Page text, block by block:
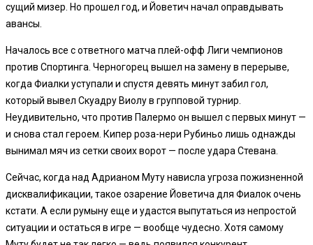
сущий мизер. Но прошел год, и Йоветич начал оправдывать
авансы.
Началось все с ответного матча плей-офф Лиги чемпионов
против Спортинга. Черногорец вышел на замену в перерыве,
когда Фиалки уступали и спустя девять минут забил гол,
который вывел Скуадру Виолу в групповой турнир.
Неудивительно, что против Палермо он вышел с первых минут —
и снова стал героем. Кипер роза-нери Рубиньо лишь однажды
вынимал мяч из сетки своих ворот — после удара Стевана.
Сейчас, когда над Адрианом Муту нависла угроза пожизненной
дисквалификации, такое озарение Йоветича для Фиалок очень
кстати. А если румыну еще и удастся выпутаться из непростой
ситуации и остаться в игре — вообще чудесно. Хотя самому